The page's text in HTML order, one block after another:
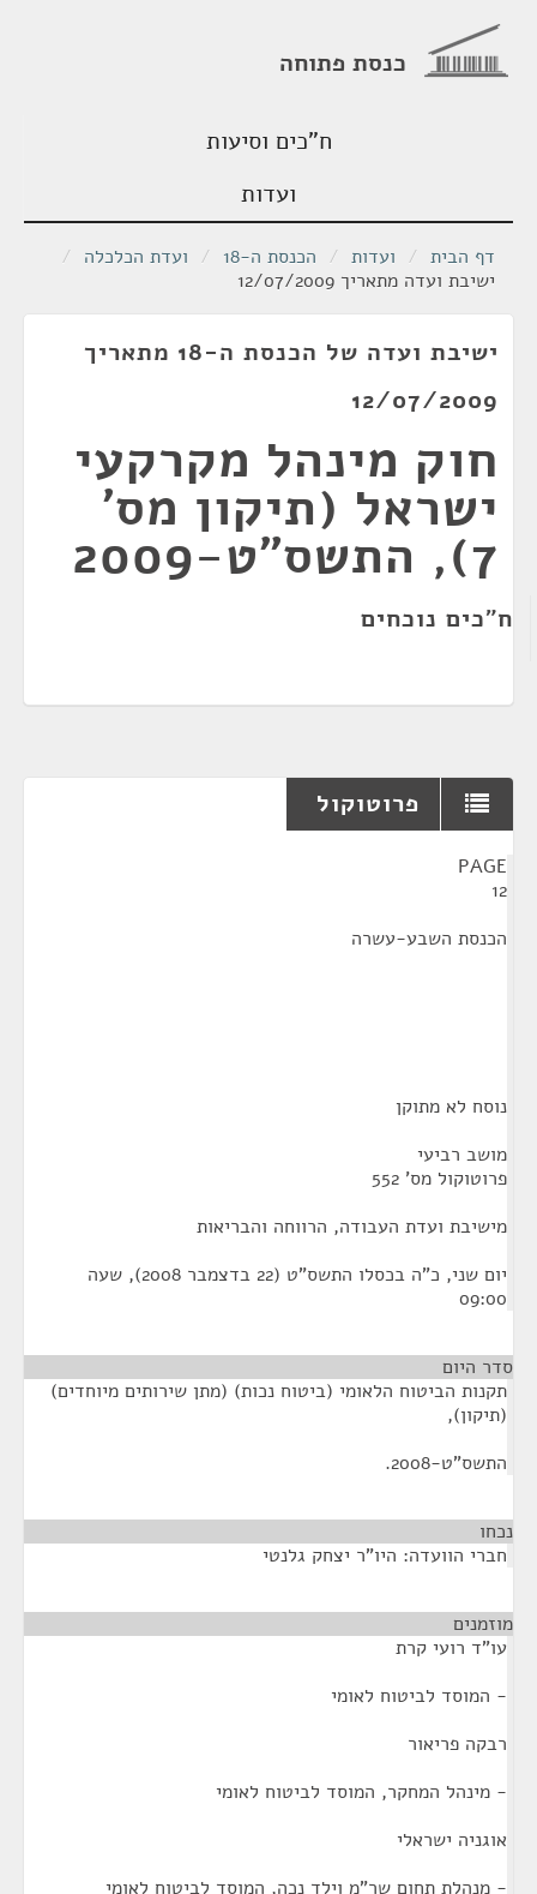
כנסת פתוחה
ח"כים וסיעות
ועדות
דף הבית / ועדות / הכנסת ה-18 / ועדת הכלכלה /
ישיבת ועדה מתאריך 12/07/2009
ישיבת ועדה של הכנסת ה-18 מתאריך
12/07/2009
חוק מינהל מקרקעי
ישראל (תיקון מס'
7), התשס"ט-2009
ח"כים נוכחים
פרוטוקול
PAGE
12
הכנסת השבע-עשרה
נוסח לא מתוקן
מושב רביעי
פרוטוקול מס' 552
מישיבת ועדת העבודה, הרווחה והבריאות
יום שני, כ"ה בכסלו התשס"ט (22 בדצמבר 2008), שעה
09:00
סדר היום
תקנות הביטוח הלאומי (ביטוח נכות) (מתן שירותים מיוחדים)
(תיקון),
התשס"ט-2008.
נכחו
חברי הוועדה: היו"ר יצחק גלנטי
מוזמנים
עו"ד רועי קרת
- המוסד לביטוח לאומי
רבקה פריאור
- מינהל המחקר, המוסד לביטוח לאומי
אוגניה ישראלי
- מנהלת תחום שר"מ וילד נכה, המוסד לביטוח לאומי